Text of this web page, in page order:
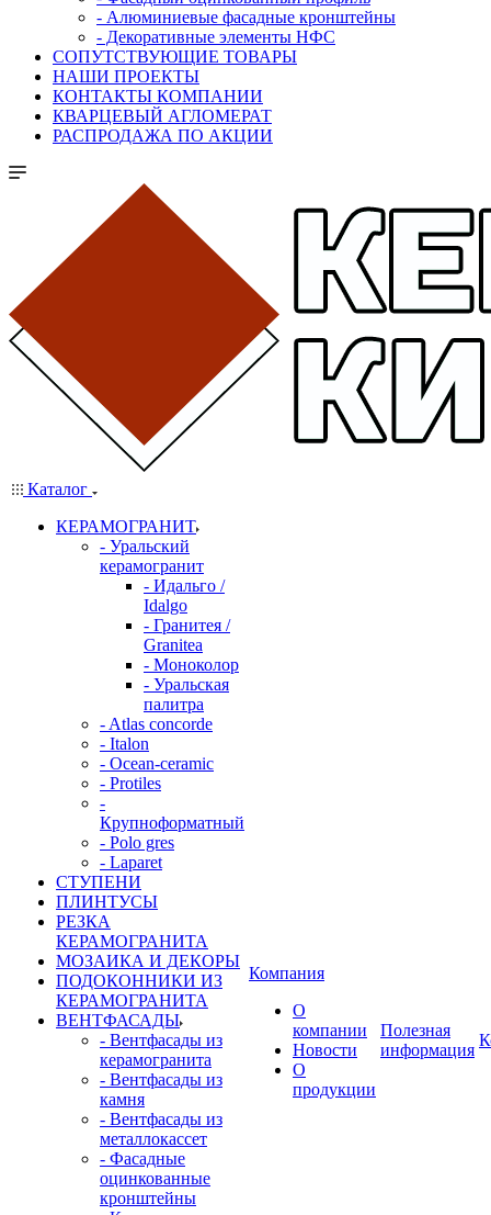
- Алюминиевые фасадные кронштейны
- Декоративные элементы НФС
СОПУТСТВУЮЩИЕ ТОВАРЫ
НАШИ ПРОЕКТЫ
КОНТАКТЫ КОМПАНИИ
КВАРЦЕВЫЙ АГЛОМЕРАТ
РАСПРОДАЖА ПО АКЦИИ
Каталог
КЕРАМОГРАНИТ
- Уральский
керамогранит
- Идальго /
Idalgo
- Гранитея /
Granitea
- Моноколор
- Уральская
палитра
- Atlas concorde
- Italon
- Ocean-ceramic
- Protiles
-
Крупноформатный
- Polo gres
- Laparet
СТУПЕНИ
ПЛИНТУСЫ
РЕЗКА
КЕРАМОГРАНИТА
МОЗАИКА И ДЕКОРЫ
ПОДОКОННИКИ ИЗ
КЕРАМОГРАНИТА
ВЕНТФАСАДЫ
- Вентфасады из
керамогранита
- Вентфасады из
камня
- Вентфасады из
металлокассет
- Фасадные
оцинкованные
кронштейны
Компания
О
компании
Новости
О
продукции
Полезная
информация